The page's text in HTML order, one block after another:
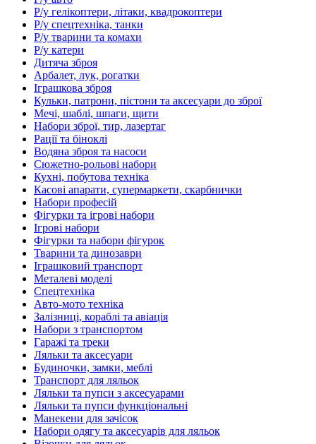
Р/у гелікоптери, літаки, квадрокоптери
Р/у спецтехніка, танки
Р/у тварини та комахи
Р/у катери
Дитяча зброя
Арбалет, лук, рогатки
Іграшкова зброя
Кульки, патрони, пістони та аксесуари до зброї
Мечі, шаблі, шпаги, щити
Набори зброї, тир, лазертаг
Рації та біноклі
Водяна зброя та насоси
Сюжетно-рольові набори
Кухні, побутова техніка
Касові апарати, супермаркети, скарбнички
Набори професій
Фігурки та ігрові набори
Ігрові набори
Фігурки та набори фігурок
Тварини та динозаври
Іграшковий транспорт
Металеві моделі
Спецтехніка
Авто-мото техніка
Залізниці, кораблі та авіація
Набори з транспортом
Гаражі та треки
Ляльки та аксесуари
Будиночки, замки, меблі
Транспорт для ляльок
Ляльки та пупси з аксесуарами
Ляльки та пупси функціональні
Манекени для зачісок
Набори одягу та аксесуарів для ляльок